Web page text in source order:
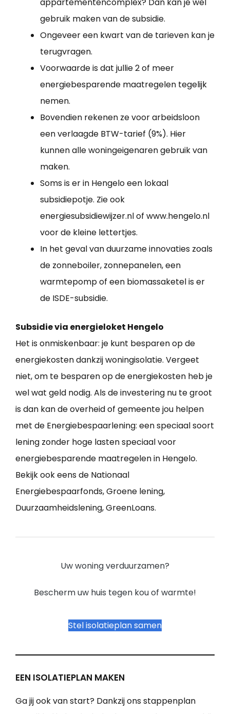
appartementencomplex? Dan kan je wel
gebruik maken van de subsidie.
Ongeveer een kwart van de tarieven kan je
terugvragen.
Voorwaarde is dat jullie 2 of meer
energiebesparende maatregelen tegelijk
nemen.
Bovendien rekenen ze voor arbeidsloon
een verlaagde BTW-tarief (9%). Hier
kunnen alle woningeigenaren gebruik van
maken.
Soms is er in Hengelo een lokaal
subsidiepotje. Zie ook
energiesubsidiewijzer.nl of www.hengelo.nl
voor de kleine lettertjes.
In het geval van duurzame innovaties zoals
de zonneboiler, zonnepanelen, een
warmtepomp of een biomassaketel is er
de ISDE-subsidie.
Subsidie via energieloket Hengelo
Het is onmiskenbaar: je kunt besparen op de
energiekosten dankzij woningisolatie. Vergeet
niet, om te besparen op de energiekosten heb je
wel wat geld nodig. Als de investering nu te groot
is dan kan de overheid of gemeente jou helpen
met de Energiebespaarlening: een speciaal soort
lening zonder hoge lasten speciaal voor
energiebesparende maatregelen in Hengelo.
Bekijk ook eens de Nationaal
Energiebespaarfonds, Groene lening,
Duurzaamheidslening, GreenLoans.
Uw woning verduurzamen?
Bescherm uw huis tegen kou of warmte!
Stel isolatieplan samen
EEN ISOLATIEPLAN MAKEN
Ga jij ook van start? Dankzij ons stappenplan